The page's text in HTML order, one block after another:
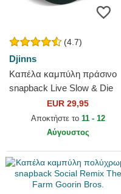
(4.7)
Djinns
Καπέλα καμπύλη πράσινο
snapback Live Slow & Die
Old HFT LSDO από Djinns
EUR 29,95
Αποκτήστε το 11 - 12
Αύγουστος